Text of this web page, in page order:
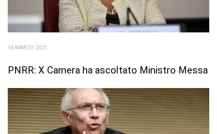
16 MARZO 2021
PNRR: X Camera ha ascoltato Ministro Messa